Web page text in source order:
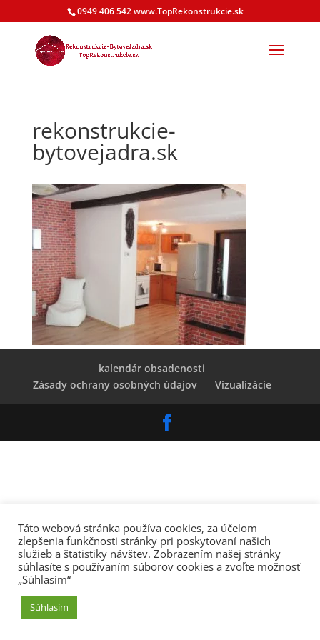
0949 406 542 www.TopRekonstrukcie.sk
rekonstrukcie-
bytovejadra.sk
kalendár obsadenosti
Zásady ochrany osobných údajov
Vizualizácie
Táto webová stránka používa cookies, za účelom
zlepšenia funkčnosti stránky pri poskytovaní našich
služieb a štatistiky návštev. Zobrazením našej stránky
súhlasíte s používaním súborov cookies a zvoľte možnosť
„Súhlasím“
Súhlasím